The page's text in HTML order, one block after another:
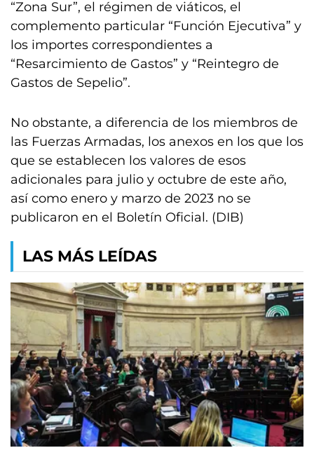
“Zona Sur”, el régimen de viáticos, el
complemento particular “Función Ejecutiva” y
los importes correspondientes a
“Resarcimiento de Gastos” y “Reintegro de
Gastos de Sepelio”.
No obstante, a diferencia de los miembros de
las Fuerzas Armadas, los anexos en los que los
que se establecen los valores de esos
adicionales para julio y octubre de este año,
así como enero y marzo de 2023 no se
publicaron en el Boletín Oficial. (DIB)
LAS MÁS LEÍDAS